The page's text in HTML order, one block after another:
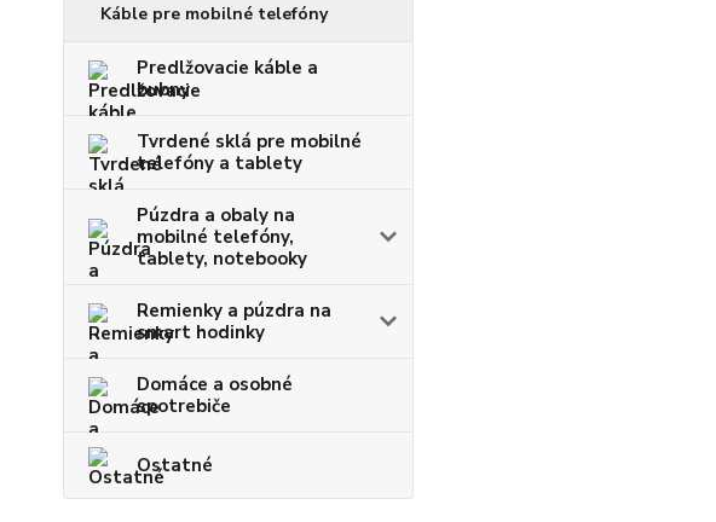
Káble pre mobilné telefóny
Predlžovacie káble a
bubny
Tvrdené sklá pre mobilné
telefóny a tablety
Púzdra a obaly na
mobilné telefóny,
tablety, notebooky
Remienky a púzdra na
smart hodinky
Domáce a osobné
spotrebiče
Ostatné